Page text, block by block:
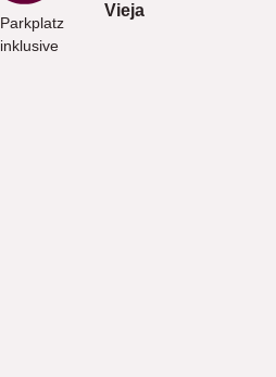
Parkplatz
inklusive
Vieja